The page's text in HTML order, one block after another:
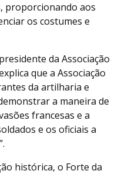
proporcionando aos
os costumes e
da Associação
que a Associação
da artilharia e
a maneira de
francesas e a
e os oficiais a
histórica, o Forte da